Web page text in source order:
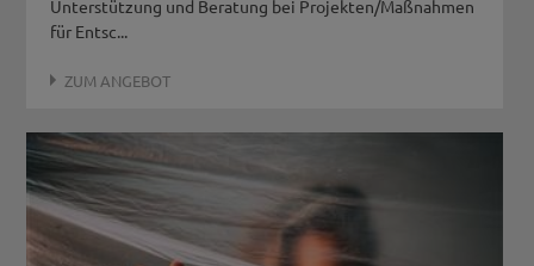
Unterstützung und Beratung bei Projekten/Maßnahmen
für Entsc...
ZUM ANGEBOT